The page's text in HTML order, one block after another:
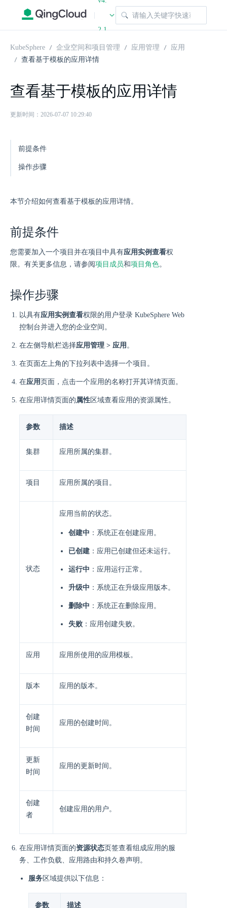
|
2.1
KubeSphere 企业空间和项目管理 应用管理
应用
查看基于模板的应用详情
查看基于模板的应用详情
更新时间：2026-07-07 10:29:40
前提条件
操作步骤
本节介绍如何查看基于模板的应用详情。
前提条件
您需要加入一个项目并在项目中具有应用实例查看权
限。有关更多信息，请参阅项目成员和项目角色。
操作步骤
以具有应用实例查看权限的用户登录 KubeSphere Web
控制台并进入您的企业空间。
在左侧导航栏选择应用管理 > 应用 。
在页面左上角的下拉列表中选择一个项目。
在应用页面，点击一个应用的名称打开其详情页面。
在应用详情页面的属性 区域查看应用的资源属性。
参数 描述
集群 应用所属的集群。
项目 应用所属的项目。
状态
应用当前的状态。
创建中 ：系统正在创建应用。
已创建 ：应用已创建但还未运行。
运行中 ：应用运行正常。
升级中 ：系统正在升级应用版本。
删除中 ：系统正在删除应用。
失败 ：应用创建失败。
应用 应用所使用的应用模板。
版本 应用的版本。
创建
时间
应用的创建时间。
更新
时间
应用的更新时间。
创建
者
创建应用的用户。
在应用详情页面的资源状态页签查看组成应用的服
务、工作负载、应用路由和持久卷声明。
服务 区域提供以下信息：
参数 描述